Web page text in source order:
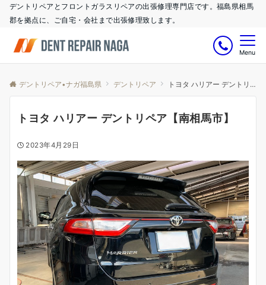
デントリペアとフロントガラスリペアの出張修理専門店です。福島県相馬
郡を拠点に、ご自宅・会社まで出張修理致します。
Menu
デントリペア•ナガ福島県 デントリペア トヨタ ハリアー デントリペア【南相馬市】
トヨタ ハリアー デントリペア【南相馬市】
2023年4月29日